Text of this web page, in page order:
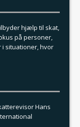
hjælp til skat,
på personer,
i situationer, hvor
Hans